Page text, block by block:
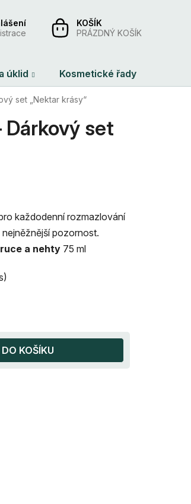
NÁKUPNÍPRÁZDNÝ KOŠÍK
úklid Kosmetické řady
set „Nektar krásy“
Dárkový set
každodenní rozmazlování
pozornost.
a nehty 75 ml
DO KOŠÍKU